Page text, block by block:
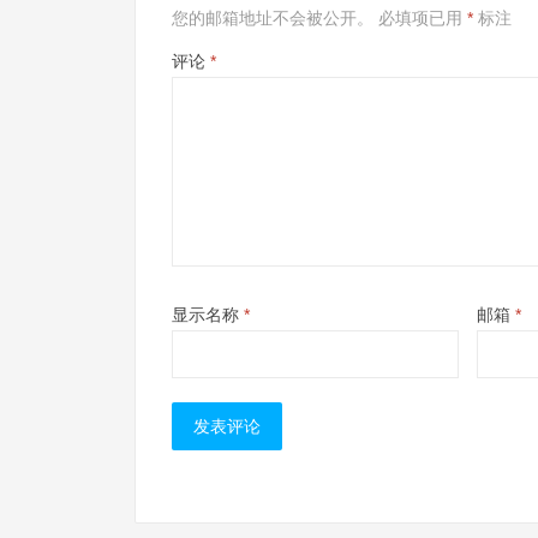
您的邮箱地址不会被公开。 必填项已用 * 标注
评论 *
显示名称 * 邮箱 *